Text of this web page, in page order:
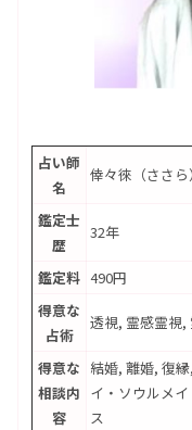
占い師
名
倖々徠（ささ
鑑定士
歴
32年
鑑定料 490円
得意な
占術
透視, 霊感霊視,
得意な
相談内
容
結婚, 離婚, 復
イ・ソウルメ
ス